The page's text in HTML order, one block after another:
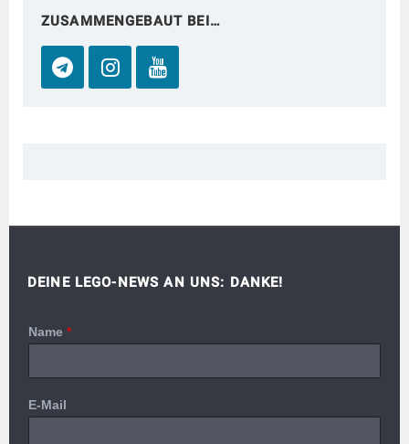
ZUSAMMENGEBAUT BEI…
DEINE LEGO-NEWS AN UNS: DANKE!
Name *
E-Mail